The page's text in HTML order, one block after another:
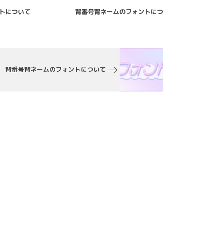
について 背番号背ネームのフォントについて
背番号背ネームのフォントについて